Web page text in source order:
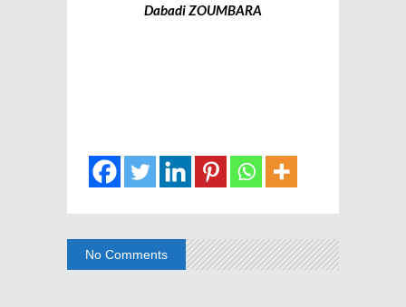
Dabadi ZOUMBARA
No Comments